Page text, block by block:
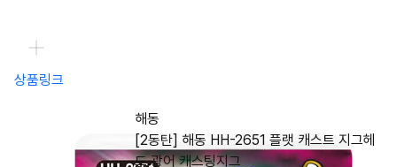
상품링크
해동
[2동탄] 해동 HH-2651 플랫 캐스트 지그헤
드 광어 캐스팅지그